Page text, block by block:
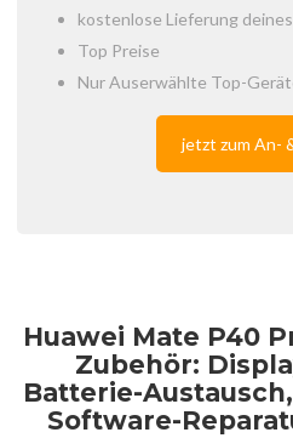
kostenlose Lieferung
Top Preise
Nur Auserwählte Top-
jetzt zum An-
Huawei Mate P40
Zubehör:
Batterie-
Software-